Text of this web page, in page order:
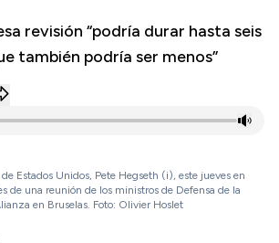
revisión “podría durar hasta seis
también podría ser menos”
Estados Unidos, Pete Hegseth (i), este jueves en
de una reunión de los ministros de Defensa de la
en Bruselas. Foto: Olivier Hoslet